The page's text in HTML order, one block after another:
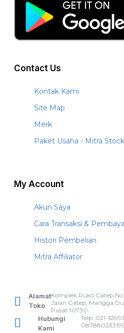
Contact Us
Kontak Kami
Site Map
Merk
Paket Usaha - Mitra
My Account
Akun Saya
Cara Transaksi &
Histori Pembelian
Mitra Affiliator
Alamat
Toko
Komplek Ruko Gatep
Jalan Gatep, Mangga
Pusat 10730
Hubungi
Kami
Telp: 021-
087880233199